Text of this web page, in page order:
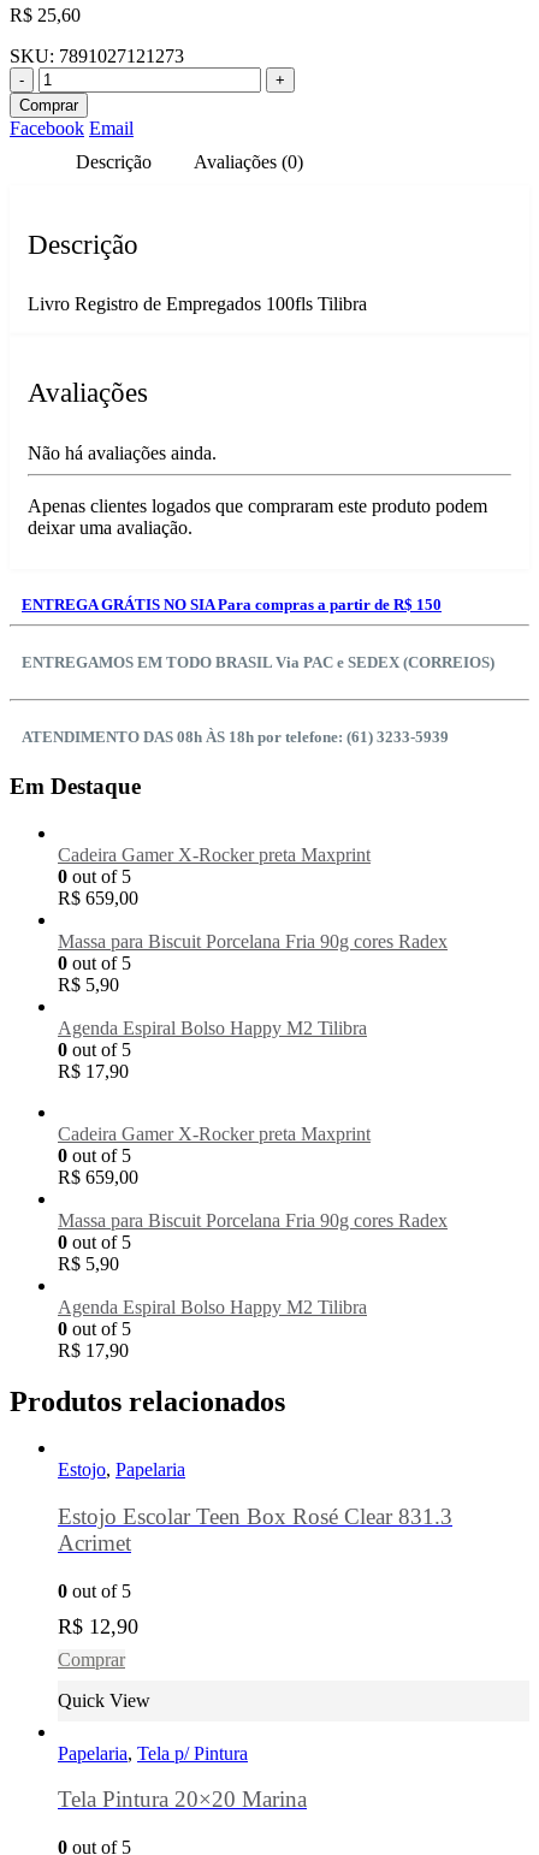
R$ 25,60
SKU: 7891027121273
-
+
Comprar
Facebook Email
Descrição
Avaliações (0)
Descrição
Livro Registro de Empregados 100fls Tilibra
Avaliações
Não há avaliações ainda.
Apenas clientes logados que compraram este produto podem
deixar uma avaliação.
ENTREGA GRÁTIS NO SIA Para compras a partir de R$ 150
ENTREGAMOS EM TODO BRASIL Via PAC e SEDEX (CORREIOS)
ATENDIMENTO DAS 08h ÀS 18h por telefone: (61) 3233-5939
Em Destaque
Cadeira Gamer X-Rocker preta Maxprint
0 out of 5
R$ 659,00
Massa para Biscuit Porcelana Fria 90g cores Radex
0 out of 5
R$ 5,90
Agenda Espiral Bolso Happy M2 Tilibra
0 out of 5
R$ 17,90
Cadeira Gamer X-Rocker preta Maxprint
0 out of 5
R$ 659,00
Massa para Biscuit Porcelana Fria 90g cores Radex
0 out of 5
R$ 5,90
Agenda Espiral Bolso Happy M2 Tilibra
0 out of 5
R$ 17,90
Produtos relacionados
Estojo, Papelaria
Estojo Escolar Teen Box Rosé Clear 831.3
Acrimet
0 out of 5
R$ 12,90
Comprar
Quick View
Papelaria, Tela p/ Pintura
Tela Pintura 20×20 Marina
0 out of 5